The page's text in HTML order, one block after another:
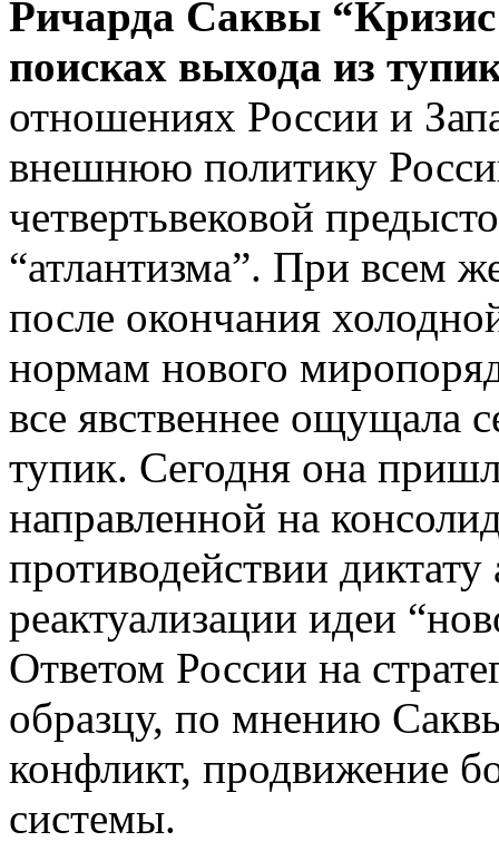
Ричарда Саквы
поисках выхода из
отношениях России и
внеш­нюю политику
четвертьвековой
“атлантизма”. При всем
после окончания
нормам нового
все явственнее ощущала
тупик. Сегодня она
направленной на
противодействии
реактуализации идеи
Ответом России на
образцу, по мнению
конфликт, продвижение
системы.